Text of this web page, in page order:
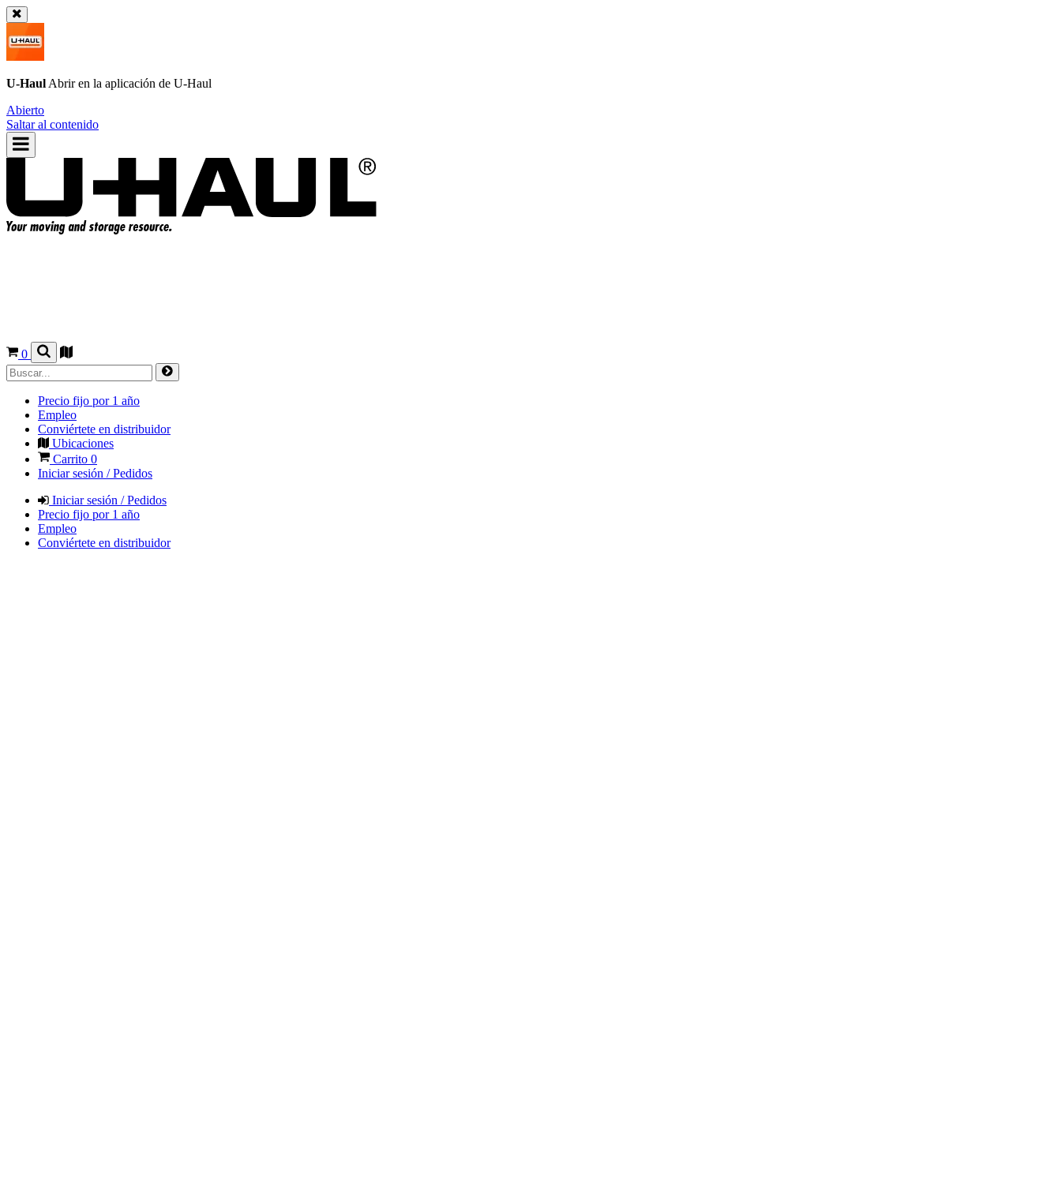
U-Haul Abrir en la aplicación de U-Haul
Abierto
Saltar al contenido
0
Precio fijo por 1 año
Empleo
Conviértete en distribuidor
Ubicaciones
Carrito 0
Iniciar sesión / Pedidos
Iniciar sesión / Pedidos
Precio fijo por 1 año
Empleo
Conviértete en distribuidor